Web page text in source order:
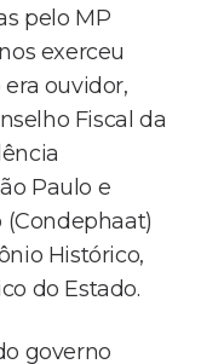
pelo MP
exerceu
ouvidor,
Fiscal da
Paulo e
Histórico,
do Estado.
governo